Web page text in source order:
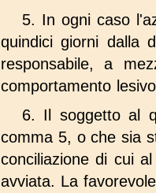
5. In ogni caso
quindici giorni dalla
responsabile, a
comportamento
6. Il soggetto al
comma 5, o che sia
conciliazione di cui
avviata. La